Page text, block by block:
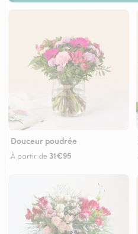
Douceur poudrée
À partir de 31€95